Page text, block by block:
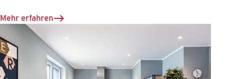
Mehr erfahren